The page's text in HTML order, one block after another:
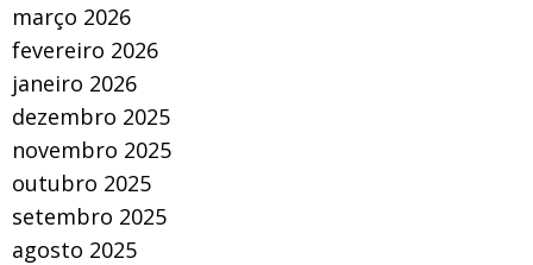
março 2026
fevereiro 2026
janeiro 2026
dezembro 2025
novembro 2025
outubro 2025
setembro 2025
agosto 2025